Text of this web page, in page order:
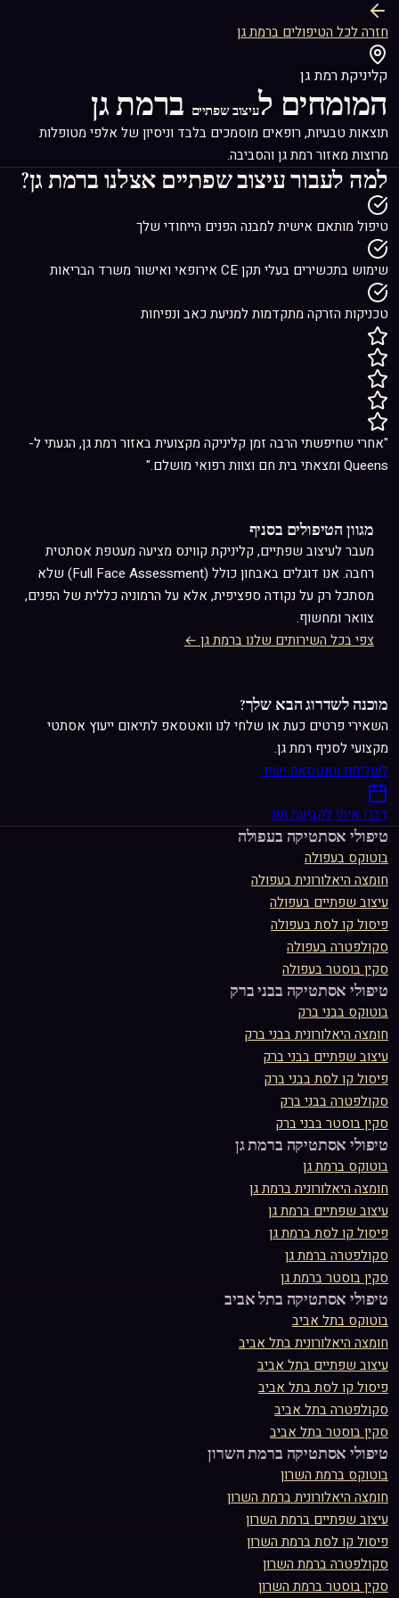
חזרה לכל הטיפולים ברמת גן
קליניקת רמת גן
המומחים לעיצוב שפתיים ברמת גן
תוצאות טבעיות, רופאים מוסמכים בלבד וניסיון של אלפי מטופלות
מרוצות מאזור רמת גן והסביבה.
למה לעבורעיצוב שפתיים אצלנו ברמת גן?
טיפול מותאם אישית למבנה הפנים הייחודי שלך
שימוש בתכשירים בעלי תקן CE אירופאי ואישור משרד הבריאות
טכניקות הזרקה מתקדמות למניעת כאב ונפיחות
"אחרי שחיפשתי הרבה זמן קליניקה מקצועית באזור רמת גן, הגעתי ל-
Queens ומצאתי בית חם וצוות רפואי מושלם."
מגוון הטיפולים בסניף
מעבר לעיצוב שפתיים, קליניקת קווינס מציעה מעטפת אסתטית
רחבה. אנו דוגלים באבחון כולל (Full Face Assessment) שלא
מסתכל רק על נקודה ספציפית, אלא על הרמוניה כללית של הפנים,
צוואר ומחשוף.
צפי בכל השירותים שלנו ברמת גן ←
מוכנה לשדרוג הבא שלך?
השאירי פרטים כעת או שלחי לנו וואטסאפ לתיאום ייעוץ אסתטי
מקצועי לסניף רמת גן.
לשליחת וואטסאפ ישיר
דברו איתי לקביעת תור
טיפולי אסתטיקה בעפולה
בוטוקסבעפולה
חומצה היאלורוניתבעפולה
עיצוב שפתייםבעפולה
פיסול קו לסתבעפולה
סקולפטרהבעפולה
סקין בוסטרבעפולה
טיפולי אסתטיקה בבני ברק
בוטוקסבבני ברק
חומצה היאלורוניתבבני ברק
עיצוב שפתייםבבני ברק
פיסול קו לסתבבני ברק
סקולפטרהבבני ברק
סקין בוסטרבבני ברק
טיפולי אסתטיקה ברמת גן
בוטוקסברמת גן
חומצה היאלורוניתברמת גן
עיצוב שפתייםברמת גן
פיסול קו לסתברמת גן
סקולפטרהברמת גן
סקין בוסטרברמת גן
טיפולי אסתטיקה בתל אביב
בוטוקסבתל אביב
חומצה היאלורוניתבתל אביב
עיצוב שפתייםבתל אביב
פיסול קו לסתבתל אביב
סקולפטרהבתל אביב
סקין בוסטרבתל אביב
טיפולי אסתטיקה ברמת השרון
בוטוקסברמת השרון
חומצה היאלורוניתברמת השרון
עיצוב שפתייםברמת השרון
פיסול קו לסתברמת השרון